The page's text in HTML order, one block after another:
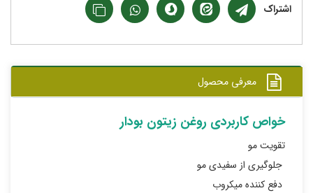
اشتراک
معرفی محصول
خواص کاربردی روغن زیتون بودار
تقویت مو
جلوگیری از سفیدی مو
دفع کننده میکروب